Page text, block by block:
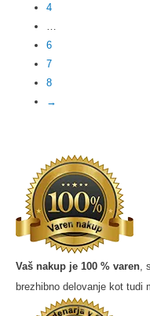
Vaš nakup je 100 % varen
brezhibno delovanje kot tudi
4
6
7
8
→